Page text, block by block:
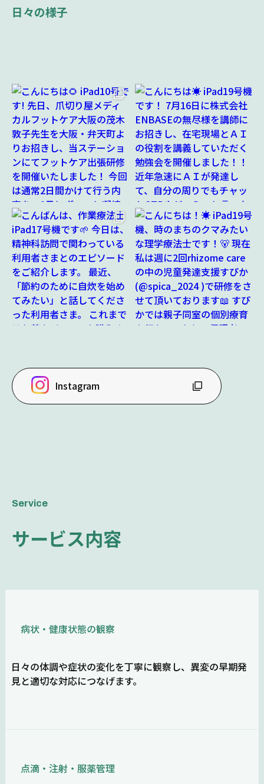
日々の様子
Instagram
Service
サービス内容
病状・健康状態の観察
日々の体調や症状の変化を丁寧に観察し、異変の早期発
見と適切な対応につなげます。
点滴・注射・服薬管理